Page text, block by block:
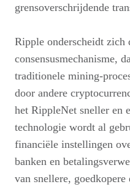
grensoverschrijdende
Ripple onderscheidt zich
consensusmechanisme,
traditionele mining-
door andere
het RippleNet sneller en
technologie wordt al
financiële instellingen
banken en
van snellere,